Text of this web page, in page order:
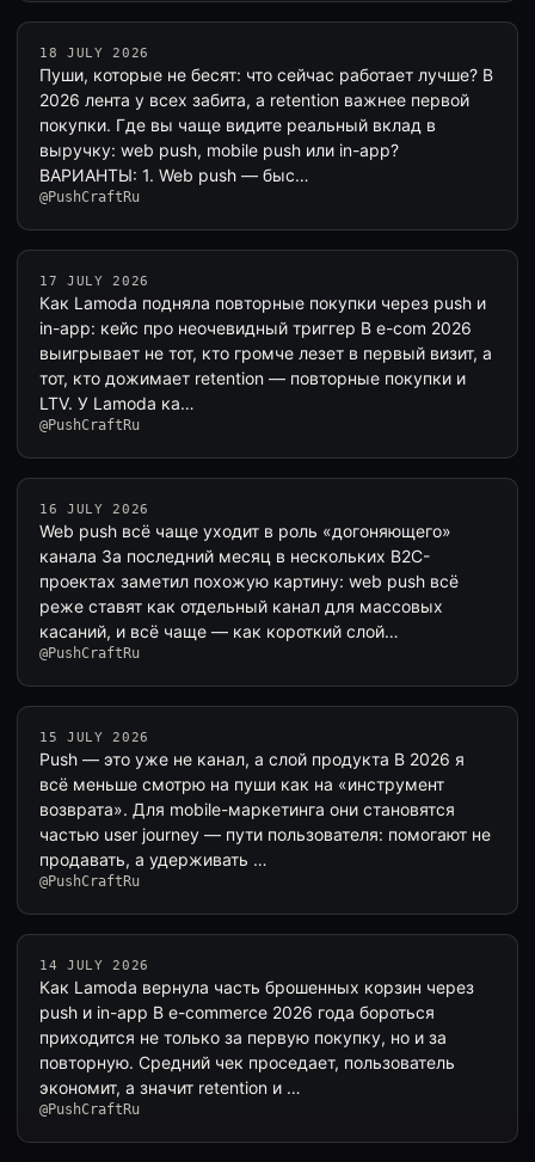
18 JULY 2026
Пуши, которые не бесят: что сейчас работает лучше? В
2026 лента у всех забита, а retention важнее первой
покупки. Где вы чаще видите реальный вклад в
выручку: web push, mobile push или in-app?
ВАРИАНТЫ: 1. Web push — быс…
@PushCraftRu
17 JULY 2026
Как Lamoda подняла повторные покупки через push и
in-app: кейс про неочевидный триггер В e-com 2026
выигрывает не тот, кто громче лезет в первый визит, а
тот, кто дожимает retention — повторные покупки и
LTV. У Lamoda ка…
@PushCraftRu
16 JULY 2026
Web push всё чаще уходит в роль «догоняющего»
канала За последний месяц в нескольких B2C-
проектах заметил похожую картину: web push всё
реже ставят как отдельный канал для массовых
касаний, и всё чаще — как короткий слой…
@PushCraftRu
15 JULY 2026
Push — это уже не канал, а слой продукта В 2026 я
всё меньше смотрю на пуши как на «инструмент
возврата». Для mobile-маркетинга они становятся
частью user journey — пути пользователя: помогают не
продавать, а удерживать …
@PushCraftRu
14 JULY 2026
Как Lamoda вернула часть брошенных корзин через
push и in-app В e-commerce 2026 года бороться
приходится не только за первую покупку, но и за
повторную. Средний чек проседает, пользователь
экономит, а значит retention и …
@PushCraftRu